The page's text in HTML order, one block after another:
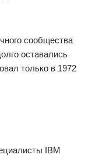
сообщества
оставались
только в 1972
IBM